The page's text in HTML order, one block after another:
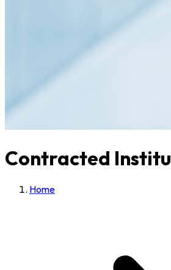
Contracted
Home